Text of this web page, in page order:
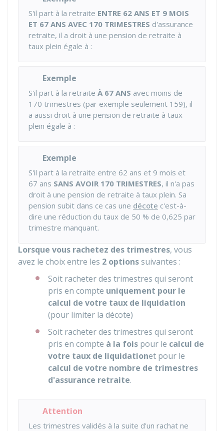
S'il part à la retraite ENTRE 62 ANS ET 9 MOIS
ET 67 ANS AVEC 170 TRIMESTRES d'assurance
retraite, il a droit à une pension de retraite à
taux plein égale à :
Exemple
S'il part à la retraite À 67 ANS avec moins de
170 trimestres (par exemple seulement 159), il
a aussi droit à une pension de retraite à taux
plein égale à :
Exemple
S'il part à la retraite entre 62 ans et 9 mois et
67 ans SANS AVOIR 170 TRIMESTRES, il n'a pas
droit à une pension de retraite à taux plein. Sa
pension subit dans ce cas une décote c'est-à-
dire une réduction du taux de 50 % de 0,625 par
trimestre manquant.
Lorsque vous rachetez des trimestres, vous
avez le choix entre les 2 optionssuivantes :
Soit racheter des trimestres qui seront
pris en compte uniquement pour le
calcul de votre taux de liquidation
(pour limiter la décote)
Soit racheter des trimestres qui seront
pris en compte à la fois pour le calcul de
votre taux de liquidationet pour le
calcul de votre nombre de trimestres
d'assurance retraite.
Attention
Les trimestres validés à la suite d'un rachat ne